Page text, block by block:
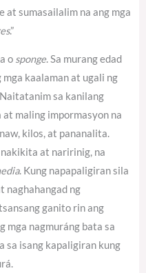
at sumasailalim na ang mga
.”
o sponge. Sa murang edad
mga kaalaman at ugali ng
sa kanilang
maling impormasyon na
kilos, at pananalita.
at naririnig, na
. Kung napapaligiran sila
naghahangad ng
ganito rin ang
mga nagmuráng bata sa
sa isang kapaligiran kung